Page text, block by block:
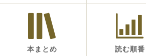
本まとめ 読む順番